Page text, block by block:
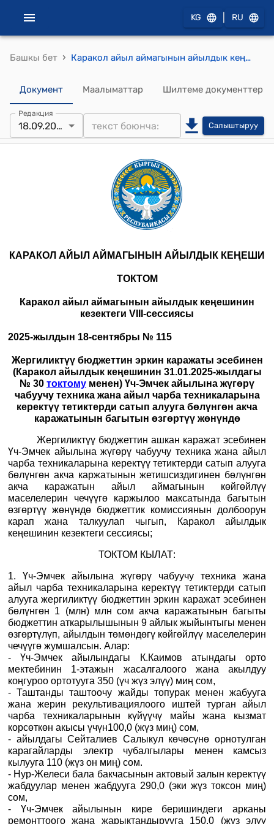
KG RU
Башкы бет › Каракол айыл аймагынын айылдык кеңешинин кезекcиз 2025-жылдын 18-сентябрындагы № 115 "Жергиликтүү бюджеттин эркин каражаты эсебинен (Каракол айылдык кеңешинин 31.01.2025-жылдагы № 30 токтому менен) Үч-Эмчек айылына жүгөрү чабуучу техника жана айыл чарба техникаларына керектүү тетиктерди сатып алууга бөлүнгөн акча каражатынын багытын өзгөртүү жөнүндө" токтому
Документ Маалыматтар Шилтеме документтер
Редакция
18.09.2025 Салыштыруу